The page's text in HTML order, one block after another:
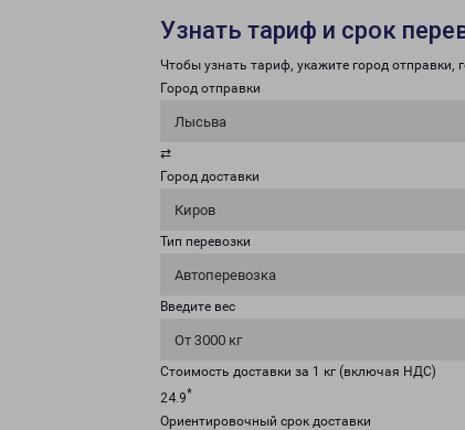
Узнать тариф и срок
Чтобы узнать тариф, укажите город отправки,
Город отправки
Лысьва
⇄
Город доставки
Киров
Тип перевозки
Автоперевозка
Введите вес
От 3000 кг
Стоимость доставки за 1 кг (включая НДС)
24.9*
Ориентировочный срок доставки